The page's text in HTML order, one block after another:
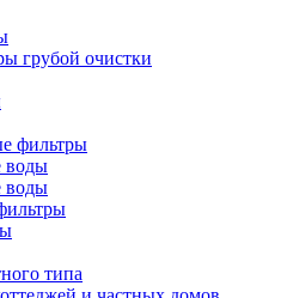
грубой очистки
фильтры
воды
воды
типа